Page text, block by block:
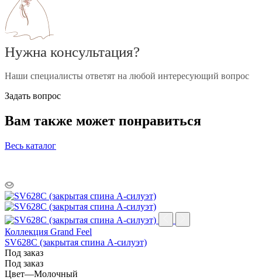
Нужна консультация?
Наши специалисты ответят на любой интересующий вопрос
Задать вопрос
Вам также может понравиться
Весь каталог
Коллекция Grand Feel
SV628C (закрытая спина А-силуэт)
Под заказ
Под заказ
Цвет—Молочный